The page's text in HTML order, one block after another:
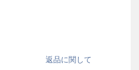
返品に関して